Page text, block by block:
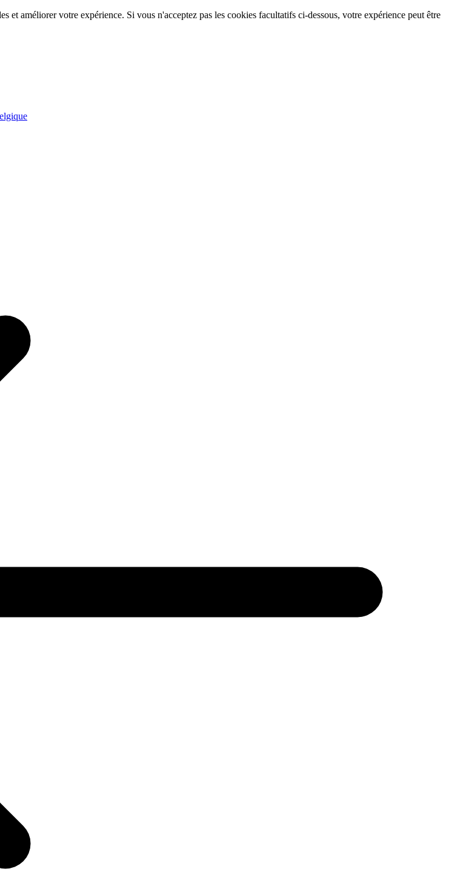
et améliorer votre expérience. Si vous n'acceptez pas les cookies facultatifs ci-dessous, votre expérience peut être